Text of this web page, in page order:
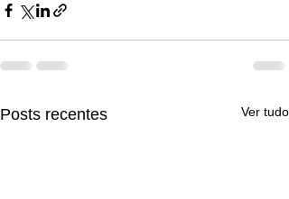
Posts recentes Ver tudo